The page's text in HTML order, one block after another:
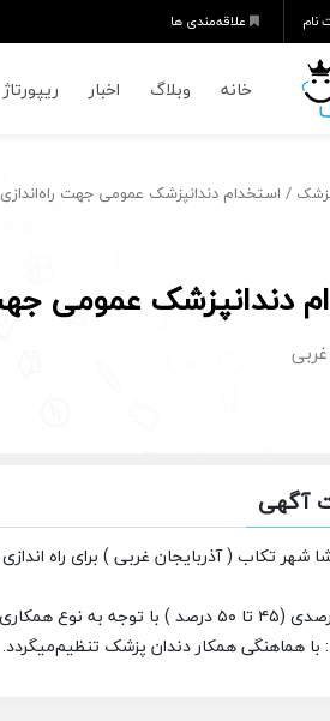
نام علاقه‌مندی ها
خانه وبلاگ اخبار ریپورتاژ
/ استخدام دندانپزشک عمومی جهت
دندانپزشک عمومی
آگهی
شهر تکاب ( آذربایجان غربی ) برای راه
به نوع همکاری
با هماهنگی همکار دندان پزشک تنظیم‌میگردد.